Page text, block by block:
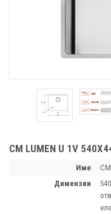
CM LUMEN U 1V
Име
димензии